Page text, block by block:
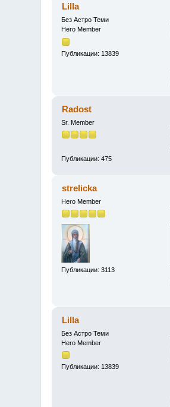
Lilla
Без Астро Теми
Hero Member
Публикации: 13839
Radost
Sr. Member
Публикации: 475
strelicka
Hero Member
Публикации: 3113
Lilla
Без Астро Теми
Hero Member
Публикации: 13839